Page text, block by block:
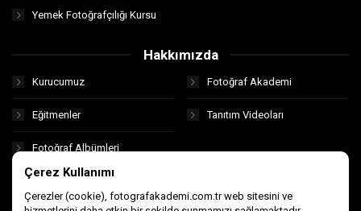
Yemek Fotoğrafçılığı Kursu
Hakkımızda
Kurucumuz Fotoğraf Akademi
Eğitmenler Tanıtım Videoları
Fotoğraf Albümleri
Çerez Kullanımı
Çerezler (cookie), fotografakademi.com.tr web sitesini ve